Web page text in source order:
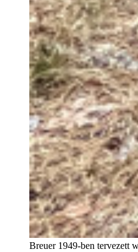
Breuer 1949-ben tervezett